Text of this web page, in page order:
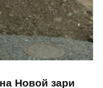
Новой зари